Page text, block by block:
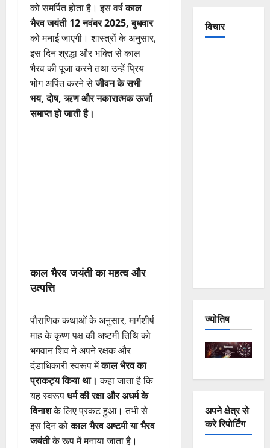
को समर्पित होता है। इस वर्षकाल
भैरव जयंती 12 नवंबर 2025, बुधवार
को मनाई जाएगी। शास्त्रों के अनुसार,
इस दिन श्रद्धा और भक्ति से काल
भैरव की पूजा करने तथा उन्हें प्रिय
भोग अर्पित करने सेजीवन के सभी
भय, दोष, ऋण और नकारात्मक ऊर्जा
समाप्त हो जाती है।
काल भैरव जयंती का महत्व और
उत्पत्ति
पौराणिक कथाओं के अनुसार, मार्गशीर्ष
माह के कृष्ण पक्ष की अष्टमी तिथि को
भगवान शिव ने अपने रक्षक और
दंडाधिकारी स्वरूप मेंकाल भैरव का
प्राकट्य किया था। कहा जाता है कि
यह स्वरूपधर्म की रक्षा और अधर्म के
विनाशके लिए प्रकट हुआ। तभी से
इस दिन कोकाल भैरव अष्टमी या भैरव
जयंतीके रूप में मनाया जाता है।
विचार
ज्योतिष
अपने क्षेत्र से
करे रिपोर्टिंग